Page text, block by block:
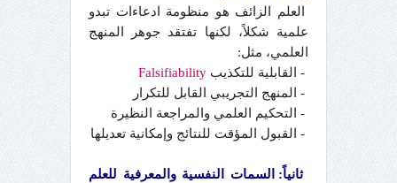
العلم الزائف هو منظومة ادعاءات تبدو
علمية شكلاً، لكنها تفتقد جوهر المنهج
العلمي، مثل:
- القابلية للتكذيب Falsifiability
- المنهج التجريبي القابل للتكرار
- التحكيم العلمي والمراجعة النظيرة
- القبول المؤقت للنتائج وإمكانية تعديلها
ثانياً: السمات النفسية والمعرفية للعلم